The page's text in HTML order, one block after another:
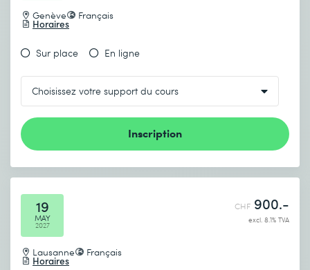
Genève Français
Horaires
Sur place En ligne
Inscription
19
MAY
2027
Lausanne Français
Horaires
CHF 900.-
excl. 8.1% TVA